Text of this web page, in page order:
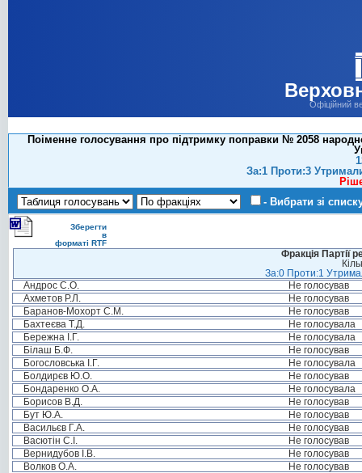
Офіційний
Поіменне голосування про підтримку поправки № 2058
За:1 Проти:3
- Вибрати зі
Зберегти
в
форматі RTF
Фракція Партії
За:0 Проти:1
Андрос С.О.
Не голосував
Ахметов Р.Л.
Не голосував
Баранов-Мохорт С.М.
Не голосував
Бахтеєва Т.Д.
Не голосувала
Бережна І.Г.
Не голосувала
Білаш Б.Ф.
Не голосував
Богословська І.Г.
Не голосувала
Болдирєв Ю.О.
Не голосував
Бондаренко О.А.
Не голосувала
Борисов В.Д.
Не голосував
Бут Ю.А.
Не голосував
Васильєв Г.А.
Не голосував
Васютін С.І.
Не голосував
Вернидубов І.В.
Не голосував
Волков О.А.
Не голосував